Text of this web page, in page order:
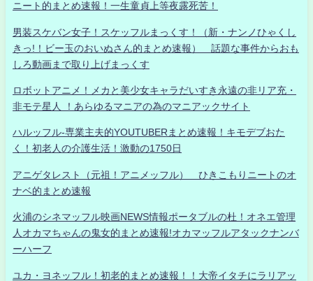
ニート的まとめ速報！一生童貞上等夜露死苦！
男装スケバン女子！スケッフルまっくす！（新・ナンノひゃくし
きっ!！ビー玉のおいぬさん的まとめ速報） 話題な事件からおも
しろ動画まで取り上げまっくす
ロボットアニメ！メカと美少女キャラだいすき永遠の非リア充・
非モテ星人 ！あらゆるマニアの為のマニアックサイト
ハルッフル-専業主夫的YOUTUBERまとめ速報！キモデブおた
く！初老人の介護生活！激動の1750日
アニゲタレスト（元祖！アニメッフル） ひきこもりニートのオ
ナベ的まとめ速報
火浦のシネマッフル映画NEWS情報ポータブルの杜！オネエ管理
人オカマちゃんの鬼女的まとめ速報!オカマッフルアタックナンバ
ーハーフ
ユカ・ヨネッフル！初老的まとめ速報！！大帝イタチにラリアッ